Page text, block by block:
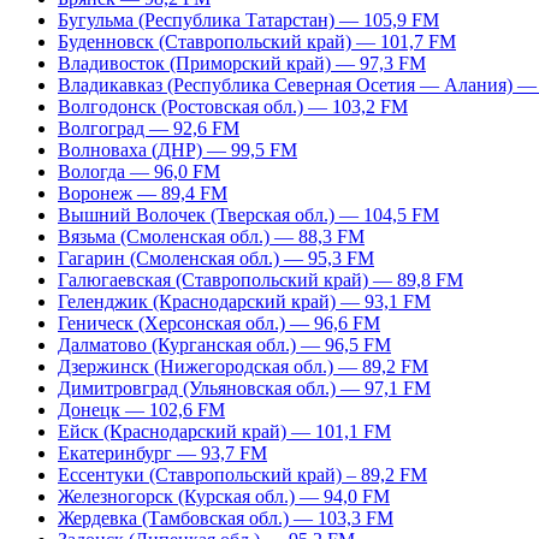
Бугульма (Республика Татарстан) — 105,9 FM
Буденновск (Ставропольский край) — 101,7 FM
Владивосток (Приморский край) — 97,3 FM
Владикавказ (Республика Северная Осетия — Алания)
Волгодонск (Ростовская обл.) — 103,2 FM
Волгоград — 92,6 FM
Волноваха (ДНР) — 99,5 FM
Вологда — 96,0 FM
Воронеж — 89,4 FM
Вышний Волочек (Тверская обл.) — 104,5 FM
Вязьма (Смоленская обл.) — 88,3 FM
Гагарин (Смоленская обл.) — 95,3 FM
Галюгаевская (Ставропольский край) — 89,8 FM
Геленджик (Краснодарский край) — 93,1 FM
Геническ (Херсонская обл.) — 96,6 FM
Далматово (Курганская обл.) — 96,5 FM
Дзержинск (Нижегородская обл.) — 89,2 FM
Димитровград (Ульяновская обл.) — 97,1 FM
Донецк — 102,6 FM
Ейск (Краснодарский край) — 101,1 FM
Екатеринбург — 93,7 FM
Ессентуки (Ставропольский край) – 89,2 FM
Железногорск (Курская обл.) — 94,0 FM
Жердевка (Тамбовская обл.) — 103,3 FM